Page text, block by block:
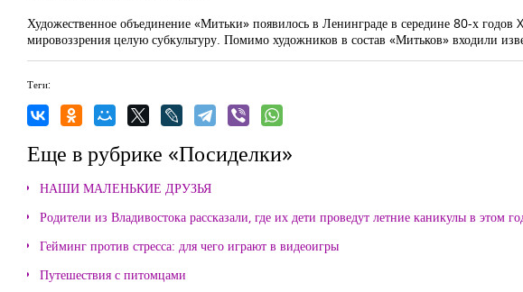
Художественное объединение «Митьки» появилось в Ленинграде в середине 80-х
мировоззрения целую субкультуру. Помимо художников в состав «Митьков» входили
Теги:
Еще в рубрике «Посиделки»
НАШИ МАЛЕНЬКИЕ ДРУЗЬЯ
Родители из Владивостока рассказали, где их дети проведут летние каникулы в этом
Гейминг против стресса: для чего играют в видеоигры
Путешествия с питомцами